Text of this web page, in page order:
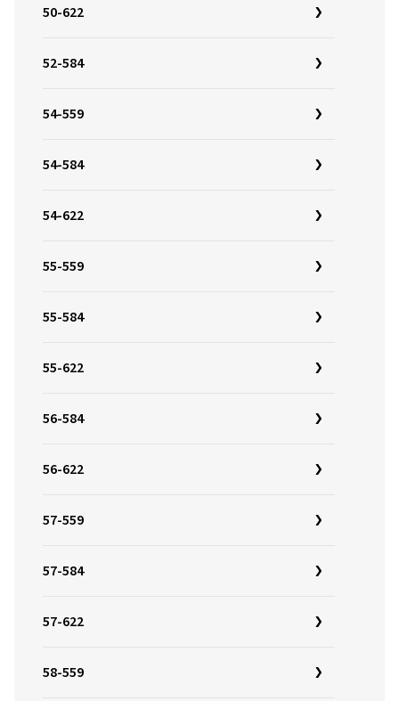
50-622
52-584
54-559
54-584
54-622
55-559
55-584
55-622
56-584
56-622
57-559
57-584
57-622
58-559